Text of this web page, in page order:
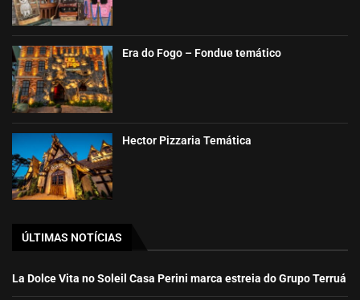
Era do Fogo – Fondue temático
Hector Pizzaria Temática
ÚLTIMAS NOTÍCIAS
La Dolce Vita no Soleil Casa Perini marca estreia do Grupo Terruá